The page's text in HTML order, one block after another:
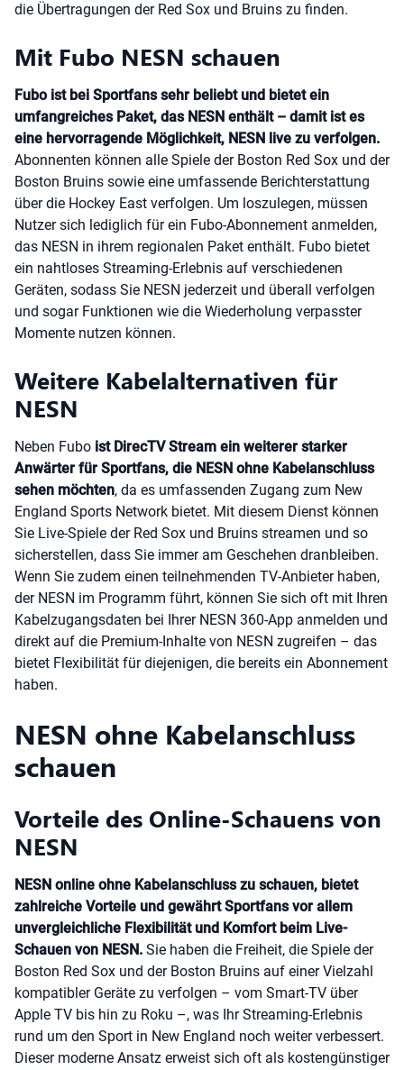
die Übertragungen der Red Sox und Bruins zu finden.
Mit Fubo NESN schauen
Fubo ist bei Sportfans sehr beliebt und bietet ein
umfangreiches Paket, das NESN enthält – damit ist es
eine hervorragende Möglichkeit, NESN live zu verfolgen.
Abonnenten können alle Spiele der Boston Red Sox und der
Boston Bruins sowie eine umfassende Berichterstattung
über die Hockey East verfolgen. Um loszulegen, müssen
Nutzer sich lediglich für ein Fubo-Abonnement anmelden,
das NESN in ihrem regionalen Paket enthält. Fubo bietet
ein nahtloses Streaming-Erlebnis auf verschiedenen
Geräten, sodass Sie NESN jederzeit und überall verfolgen
und sogar Funktionen wie die Wiederholung verpasster
Momente nutzen können.
Weitere Kabelalternativen für
NESN
Neben Fubo ist DirecTV Stream ein weiterer starker
Anwärter für Sportfans, die NESN ohne Kabelanschluss
sehen möchten, da es umfassenden Zugang zum New
England Sports Network bietet. Mit diesem Dienst können
Sie Live-Spiele der Red Sox und Bruins streamen und so
sicherstellen, dass Sie immer am Geschehen dranbleiben.
Wenn Sie zudem einen teilnehmenden TV-Anbieter haben,
der NESN im Programm führt, können Sie sich oft mit Ihren
Kabelzugangsdaten bei Ihrer NESN 360-App anmelden und
direkt auf die Premium-Inhalte von NESN zugreifen – das
bietet Flexibilität für diejenigen, die bereits ein Abonnement
haben.
NESN ohne Kabelanschluss
schauen
Vorteile des Online-Schauens von
NESN
NESN online ohne Kabelanschluss zu schauen, bietet
zahlreiche Vorteile und gewährt Sportfans vor allem
unvergleichliche Flexibilität und Komfort beim Live-
Schauen von NESN. Sie haben die Freiheit, die Spiele der
Boston Red Sox und der Boston Bruins auf einer Vielzahl
kompatibler Geräte zu verfolgen – vom Smart-TV über
Apple TV bis hin zu Roku –, was Ihr Streaming-Erlebnis
rund um den Sport in New England noch weiter verbessert.
Dieser moderne Ansatz erweist sich oft als kostengünstiger